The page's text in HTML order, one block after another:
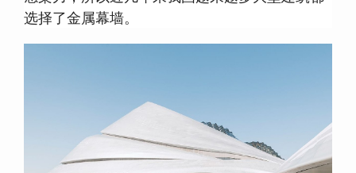
选择了金属幕墙。